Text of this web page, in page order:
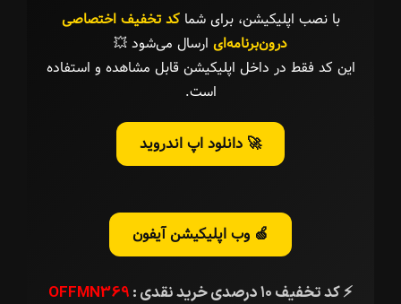
با نصب اپلیکیشن، برای شماکد تخفیف اختصاصی
درون‌برنامه‌ای ارسال می‌شود 💥
این کد فقط در داخل اپلیکیشن قابل مشاهده و استفاده
است.
🚀 دانلود اپ اندروید
🍏 وب اپلیکیشن آیفون
⚡ کد تخفیف ۱۰ درصدی خرید نقدی : OFFMN369